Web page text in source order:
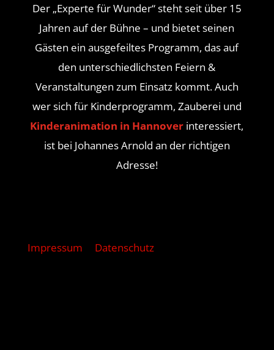
Der „Experte für Wunder“ steht seit über 15
Jahren auf der Bühne – und bietet seinen
Gästen ein ausgefeiltes Programm, das auf
den unterschiedlichsten Feiern &
Veranstaltungen zum Einsatz kommt. Auch
wer sich für Kinderprogramm, Zauberei und
Kinderanimation in Hannover interessiert,
ist bei Johannes Arnold an der richtigen
Adresse!
Impressum Datenschutz